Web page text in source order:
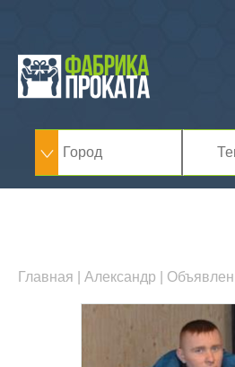
Главная Александр |